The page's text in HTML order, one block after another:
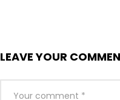
LEAVE YOUR